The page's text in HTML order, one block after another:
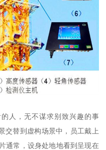
人，无不谋求别致兴趣的事
交替到虚构场景中，员工戴上
通常，设身处地地看到呈现在